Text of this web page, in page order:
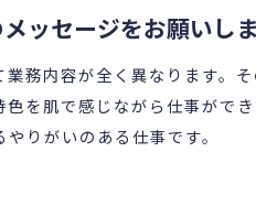
ッセージをお願いし
務内容が全く異なります。
を肌で感じながら仕事がで
りがいのある仕事です。